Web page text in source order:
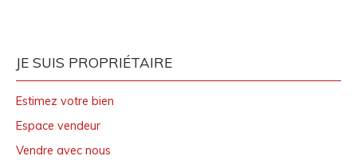
JE SUIS PROPRIÉTAIRE
Estimez votre bien
Espace vendeur
Vendre avec nous